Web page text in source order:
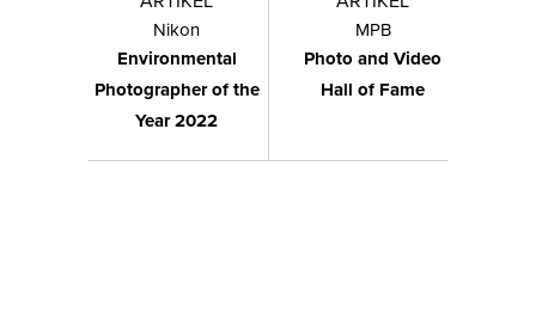
Nikon
Environmental
Photographer of the
Year 2022
MPB
Photo and Video
Hall of Fame